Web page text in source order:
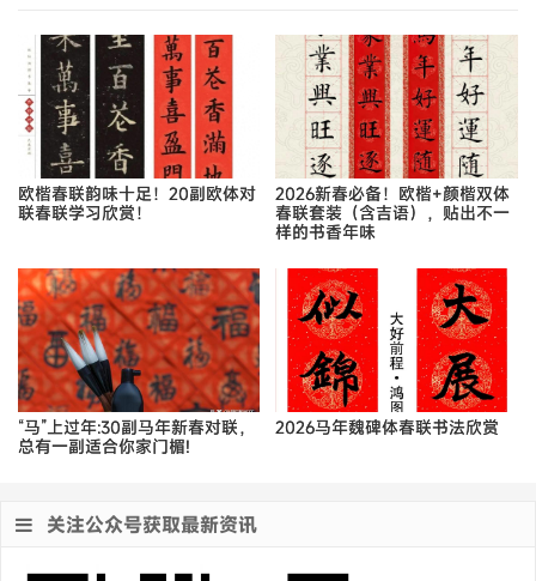
欧楷春联韵味十足！20副欧体对
联春联学习欣赏！
2026新春必备！欧楷+颜楷双体
春联套装（含吉语），贴出不一
样的书香年味
“马”上过年:30副马年新春对联，
总有一副适合你家门楣!
2026马年魏碑体春联书法欣赏
关注公众号获取最新资讯